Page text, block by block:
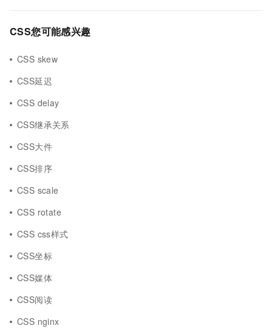
CSS您可能感兴趣
CSS skew
CSS延迟
CSS delay
CSS继承关系
CSS大件
CSS排序
CSS scale
CSS rotate
CSS css样式
CSS坐标
CSS媒体
CSS阅读
CSS nginx